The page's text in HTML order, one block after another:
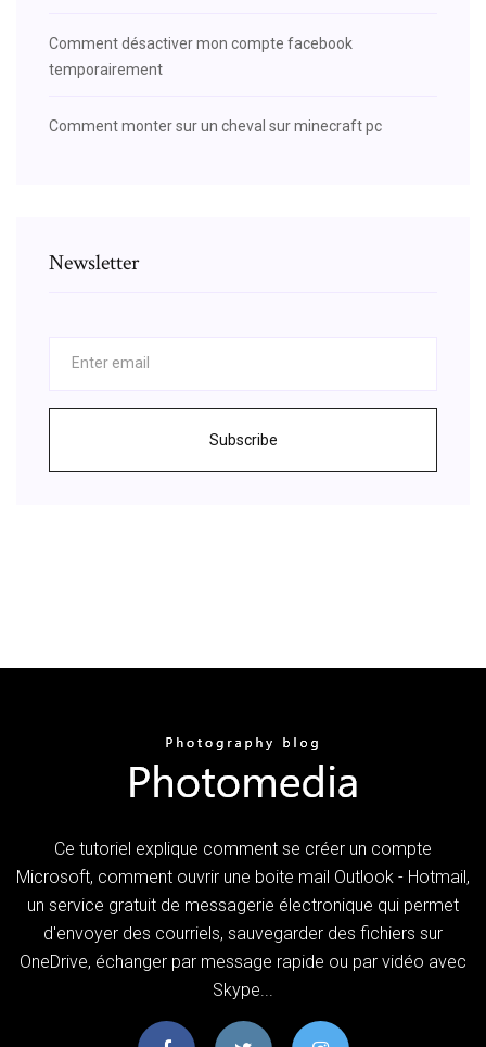
Comment désactiver mon compte facebook
temporairement
Comment monter sur un cheval sur minecraft pc
Newsletter
Subscribe
Ce tutoriel explique comment se créer un compte
Microsoft, comment ouvrir une boite mail Outlook - Hotmail,
un service gratuit de messagerie électronique qui permet
d'envoyer des courriels, sauvegarder des fichiers sur
OneDrive, échanger par message rapide ou par vidéo avec
Skype...